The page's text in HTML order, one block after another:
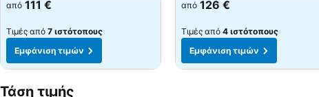
από 111 €
Τιμές από 7 ιστότοπους
Εμφάνιση τιμών
από 126 €
Τιμές από 4 ιστότοπους
Εμφάνιση τιμών
Τάση τιμής